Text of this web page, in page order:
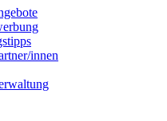
innen